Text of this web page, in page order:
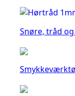
Snøre, tråd